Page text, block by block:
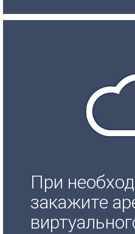
При
закажите